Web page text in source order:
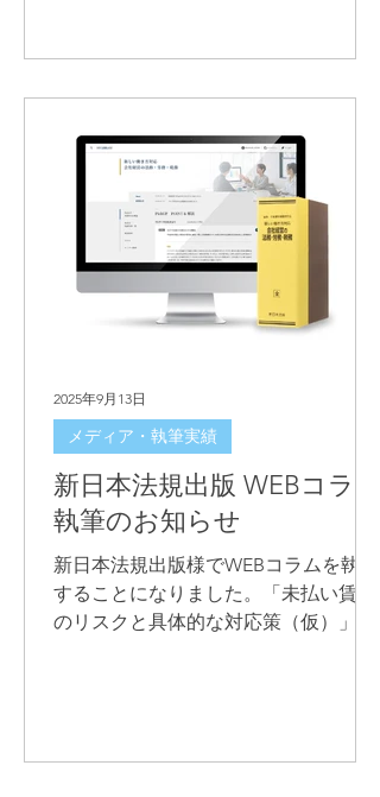
新日本法規出版 WEBコラム
執筆のお知らせ
新日本法規出版様でWEBコラムを執筆
することになりました。「未払い賃金
のリスクと具体的な対応策（仮）」で
メディア・執筆実績
2025年9月13日